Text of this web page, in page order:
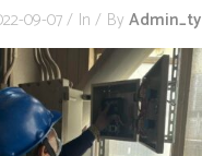
09-07 In By Admin_ty